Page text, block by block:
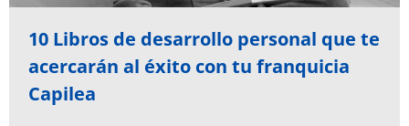
10 Libros de desarrollo personal que te
acercarán al éxito con tu franquicia
Capilea